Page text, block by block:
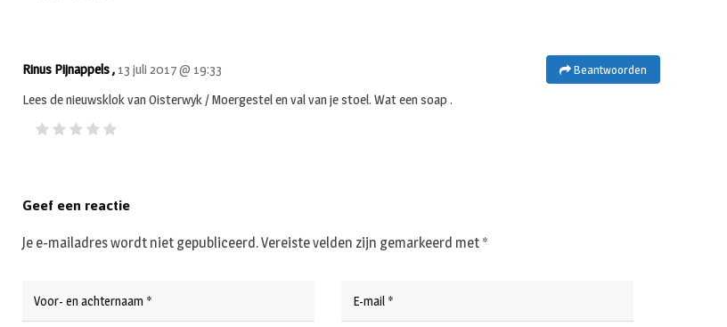
Beantwoorden
Rinus Pijnappels , 13 juli 2017 @ 19:33
Lees de nieuwsklok van Oisterwyk / Moergestel en val van je stoel. Wat een soap .
Geef een reactie
Je e-mailadres wordt niet gepubliceerd.Vereiste velden zijn gemarkeerd met *